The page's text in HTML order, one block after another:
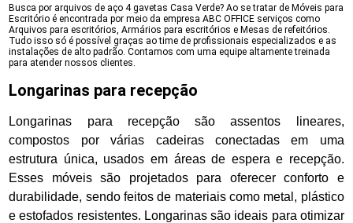
Busca por arquivos de aço 4 gavetas Casa Verde? Ao se tratar de Móveis para
Escritório é encontrada por meio da empresa ABC OFFICE serviços como
Arquivos para escritórios, Armários para escritórios e Mesas de refeitórios.
Tudo isso só é possível graças ao time de profissionais especializados e as
instalações de alto padrão. Contamos com uma equipe altamente treinada
para atender nossos clientes.
Longarinas para recepção
Longarinas para recepção são assentos lineares,
compostos por várias cadeiras conectadas em uma
estrutura única, usados em áreas de espera e recepção.
Esses móveis são projetados para oferecer conforto e
durabilidade, sendo feitos de materiais como metal, plástico
e estofados resistentes. Longarinas são ideais para otimizar